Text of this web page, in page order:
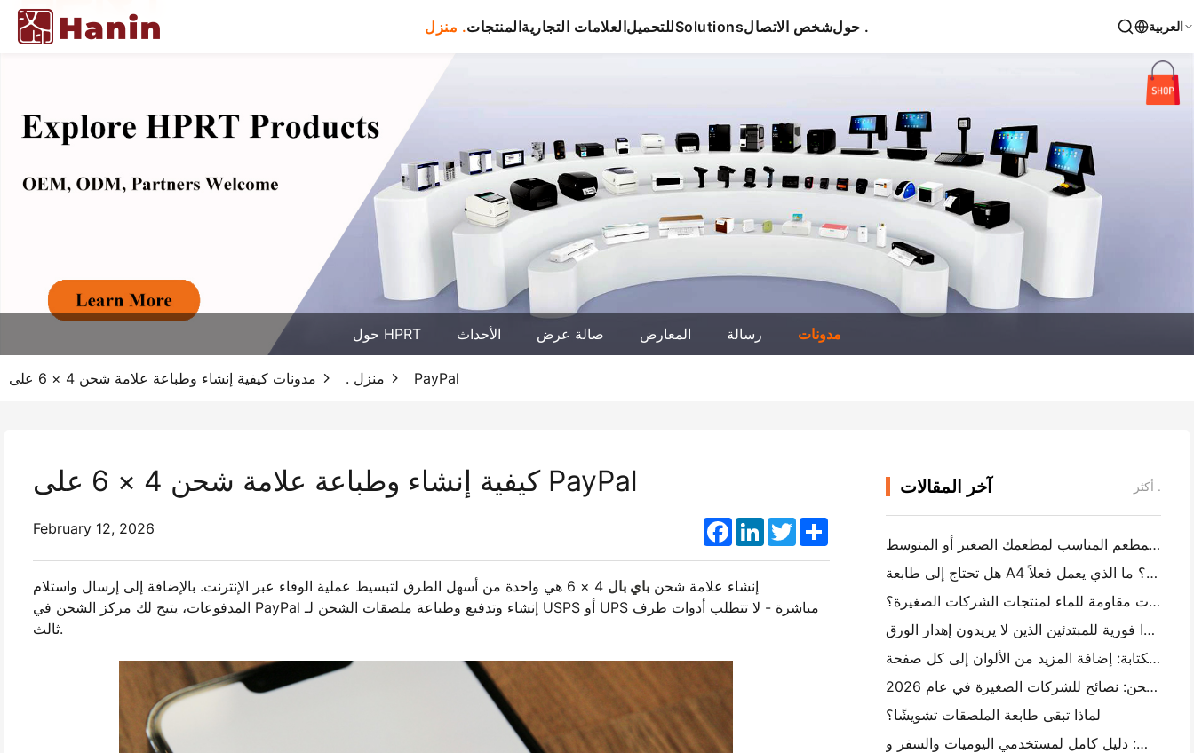
منزل .المنتجاتالعلامات التجاريةللتحميلSolutionsشخص الاتصال حول . العربية
حول HPRT الأحداث صالة عرض المعارض رسالة مدونات
منزل . مدونات كيفية إنشاء وطباعة علامة شحن 4 × 6 على PayPal
كيفية إنشاء وطباعة علامة شحن 4 × 6 على PayPal
February 12, 2026 Facebook
LinkedInTwitterShare
إنشاء علامة شحن باي بال
4 × 6 هي واحدة من أسهل الطرق لتبسيط عملية الوفاء عبر الإنترنت. بالإضافة إلى إرسال واستلام
المدفوعات، يتيح لك مركز الشحن في PayPal إنشاء وتدفيع وطباعة ملصقات الشحن لـ USPS أو UPS مباشرة - لا تتطلب أدوات طرف
ثالث.
آخر المقالات أكثر .
كيفية اختيار برنامج المطعم المناسب لمطعمك الصغير أو المتوسط
هل تحتاج إلى طابعة A4 محمولة لفواتير المستودع؟ ما الذي يعمل فعلاً
هل يمكن لطابعات العلامات الحرارية جعل العلامات مقاومة للماء لمنتجات الشركات الصغيرة؟
أفضل كاميرا فورية للمبتدئين الذين لا يريدون إهدار الورق
أفضل صانع ملصقات الألوان للكتابة والكتابة: إضافة المزيد من الألوان إلى كل صفحة
الكتابة اليدوية مقابل طباعة علامات الشحن: نصائح للشركات الصغيرة في عام 2026
لماذا تبقى طابعة الملصقات تشويشًا؟
كيفية اختيار طابعة صور جيب: دليل كامل لمستخدمي اليوميات والسفر و iPhone